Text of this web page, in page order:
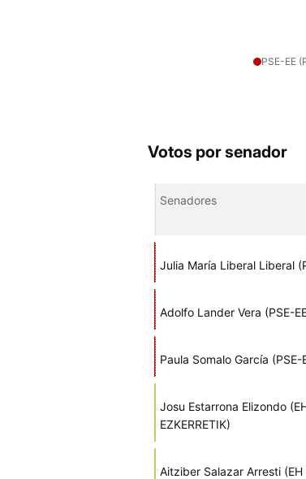
PSE-EE
Votos por senador
Senadores
Julia María Liberal Liberal
Adolfo Lander Vera (PSE-
Paula Somalo García (PSE-
Josu Estarrona Elizondo
EZKERRETIK)
Aitziber Salazar Arresti (EH